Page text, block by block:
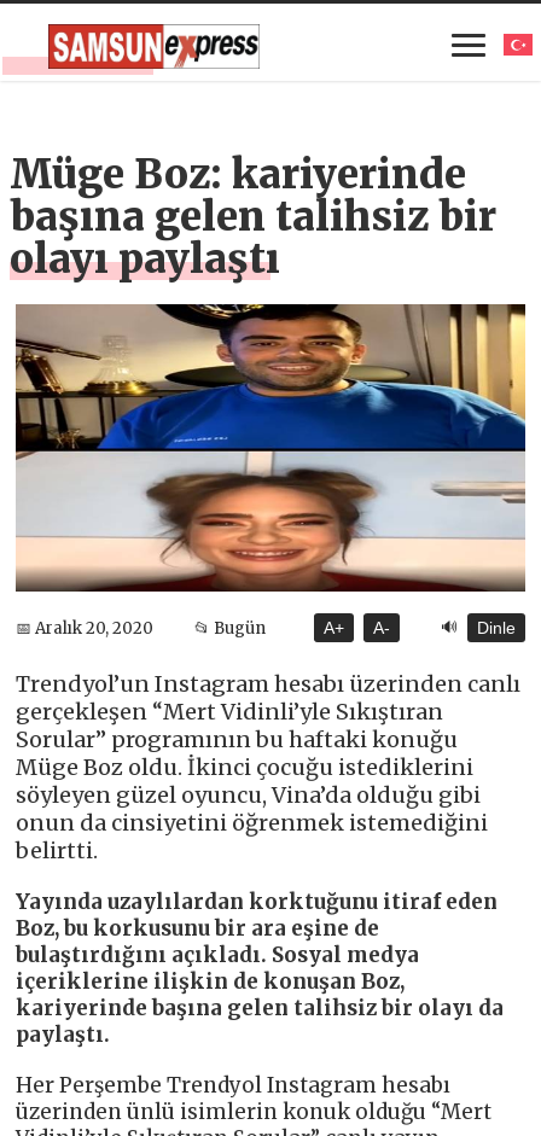
Müge Boz: kariyerinde
başına gelen talihsiz bir
olayı paylaştı
📅 Aralık 20, 2020 📂 Bugün A+ A- 🔊 Dinle
Trendyol’un Instagram hesabı üzerinden canlı
gerçekleşen “Mert Vidinli’yle Sıkıştıran
Sorular” programının bu haftaki konuğu
Müge Boz oldu. İkinci çocuğu istediklerini
söyleyen güzel oyuncu, Vina’da olduğu gibi
onun da cinsiyetini öğrenmek istemediğini
belirtti.
Yayında uzaylılardan korktuğunu itiraf eden
Boz, bu korkusunu bir ara eşine de
bulaştırdığını açıkladı. Sosyal medya
içeriklerine ilişkin de konuşan Boz,
kariyerinde başına gelen talihsiz bir olayı da
paylaştı.
Her Perşembe Trendyol Instagram hesabı
üzerinden ünlü isimlerin konuk olduğu “Mert